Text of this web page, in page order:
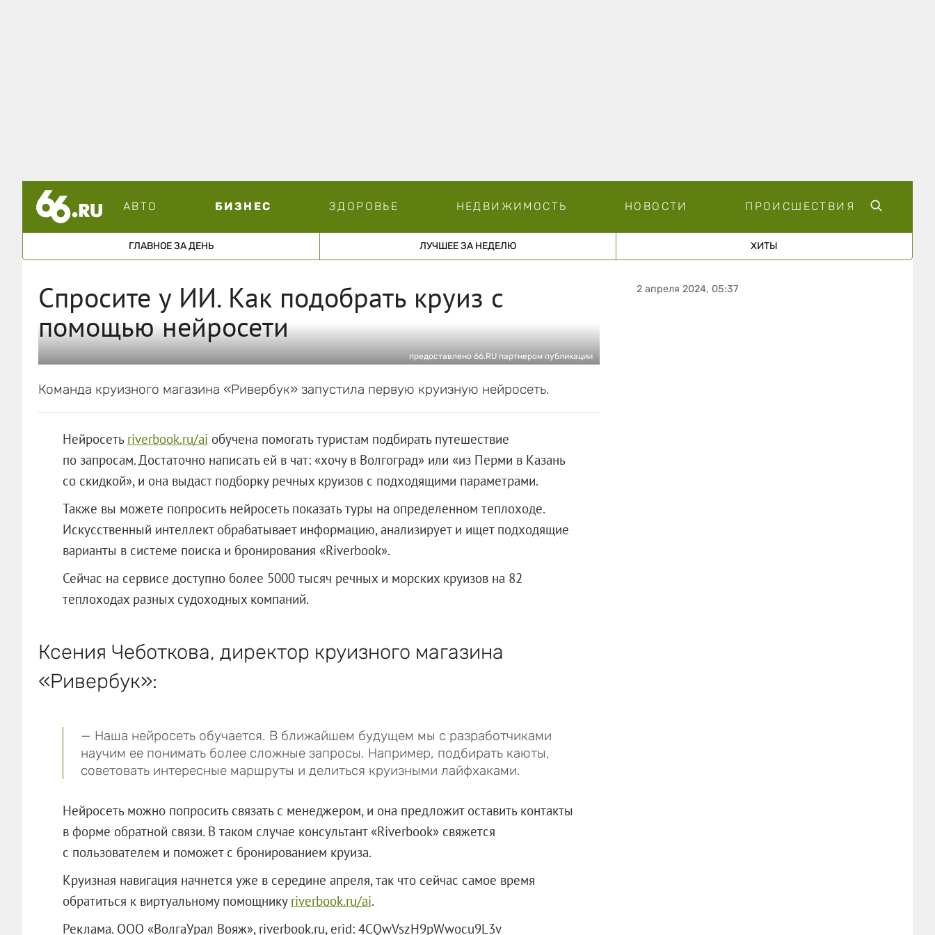
АВТО БИЗНЕС ЗДОРОВЬЕ НЕДВИЖИМОСТЬ НОВОСТИ ПРОИСШЕСТВИЯ
ГЛАВНОЕ ЗА ДЕНЬ ЛУЧШЕЕ ЗА НЕДЕЛЮ ХИТЫ
Спросите у ИИ. Как подобрать круиз с
помощью нейросети
предоставлено 66.RU партнером публикации
Команда круизного магазина «Ривербук» запустила первую круизную нейросеть.
Нейросеть riverbook.ru/ai обучена помогать туристам подбирать путешествие
по запросам. Достаточно написать ей в чат: «хочу в Волгоград» или «из Перми в Казань
со скидкой», и она выдаст подборку речных круизов с подходящими параметрами.
Также вы можете попросить нейросеть показать туры на определенном теплоходе.
Искусственный интеллект обрабатывает информацию, анализирует и ищет подходящие
варианты в системе поиска и бронирования «Riverbook».
Сейчас на сервисе доступно более 5000 тысяч речных и морских круизов на 82
теплоходах разных судоходных компаний.
Ксения Чеботкова, директор круизного магазина
«Ривербук»:
— Наша нейросеть обучается. В ближайшем будущем мы с разработчиками
научим ее понимать более сложные запросы. Например, подбирать каюты,
советовать интересные маршруты и делиться круизными лайфхаками.
Нейросеть можно попросить связать с менеджером, и она предложит оставить контакты
в форме обратной связи. В таком случае консультант «Riverbook» свяжется
с пользователем и поможет с бронированием круиза.
Круизная навигация начнется уже в середине апреля, так что сейчас самое время
обратиться к виртуальному помощнику riverbook.ru/ai.
Реклама. ООО «ВолгаУрал Вояж», riverbook.ru, erid: 4CQwVszH9pWwocu9L3v
2 апреля 2024, 05:37